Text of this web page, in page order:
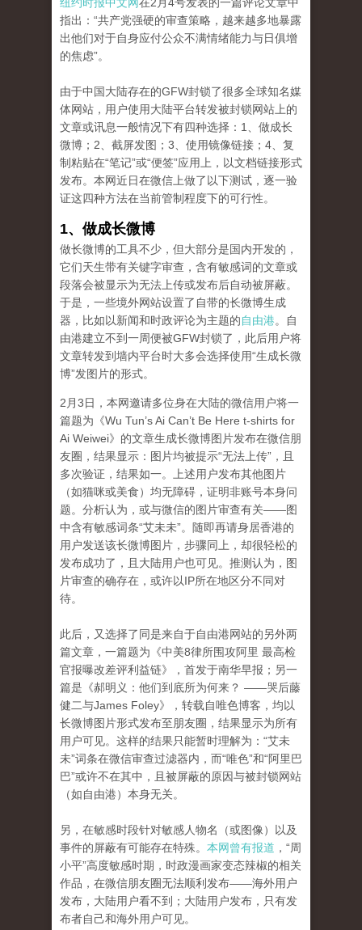
指出：“共产党强硬的审查策略，越来越多地暴露
出他们对于自身应付公众不满情绪能力与日俱增
的焦虑”。
由于中国大陆存在的GFW封锁了很多全球知名媒
体网站，用户使用大陆平台转发被封锁网站上的
文章或讯息一般情况下有四种选择：1、做成长
微博；2、截屏发图；3、使用镜像链接；4、复
制粘贴在“笔记”或“便签”应用上，以文档链接形式
发布。本网近日在微信上做了以下测试，逐一验
证这四种方法在当前管制程度下的可行性。
1、做成长微博
做长微博的工具不少，但大部分是国内开发的，
它们天生带有关键字审查，含有敏感词的文章或
段落会被显示为无法上传或发布后自动被屏蔽。
于是，一些境外网站设置了自带的长微博生成
器，比如以新闻和时政评论为主题的自由港。自
由港建立不到一周便被GFW封锁了，此后用户将
文章转发到墙内平台时大多会选择使用“生成长微
博”发图片的形式。
2月3日，本网邀请多位身在大陆的微信用户将一
篇题为《Wu Tun’s Ai Can’t Be Here t-shirts for
Ai Weiwei》的文章生成长微博图片发布在微信朋
友圈，结果显示：图片均被提示“无法上传”，且
多次验证，结果如一。上述用户发布其他图片
（如猫咪或美食）均无障碍，证明非账号本身问
题。分析认为，或与微信的图片审查有关——图
中含有敏感词条“艾未未”。随即再请身居香港的
用户发送该长微博图片，步骤同上，却很轻松的
发布成功了，且大陆用户也可见。推测认为，图
片审查的确存在，或许以IP所在地区分不同对
待。
此后，又选择了同是来自于自由港网站的另外两
篇文章，一篇题为《中美8律所围攻阿里 最高检
官报曝改差评利益链》，首发于南华早报；另一
篇是《郝明义：他们到底所为何来？ ——哭后藤
健二与James Foley》，转载自唯色博客，均以
长微博图片形式发布至朋友圈，结果显示为所有
用户可见。这样的结果只能暂时理解为：“艾未
未”词条在微信审查过滤器内，而“唯色”和“阿里巴
巴”或许不在其中，且被屏蔽的原因与被封锁网站
（如自由港）本身无关。
另，在敏感时段针对敏感人物名（或图像）以及
事件的屏蔽有可能存在特殊。 本网曾有报道 ，“周
小平”高度敏感时期，时政漫画家变态辣椒的相关
作品，在微信朋友圈无法顺利发布——海外用户
发布，大陆用户看不到；大陆用户发布，只有发
布者自己和海外用户可见。